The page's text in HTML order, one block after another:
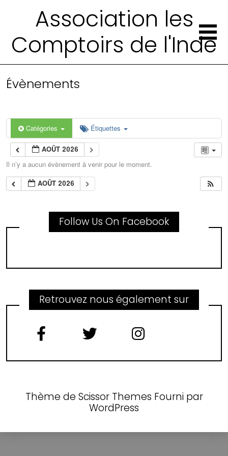
Association les
Comptoirs de l'Inde
Évènements
Catégories Étiquettes
AOÛT 2026
Il n’y a aucun évènement à venir pour le moment.
AOÛT 2026
Follow Us On Facebook
Retrouvez nous également sur
Thème de Scissor Themes Fourni par
WordPress